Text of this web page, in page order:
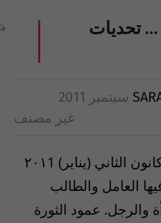
… تحديات
غير مصنف
ما وقع في مصر في ٢٥ كانون الثاني (يناير) ٢٠١1
العامل والطالب
والرجل. عمود الثورة